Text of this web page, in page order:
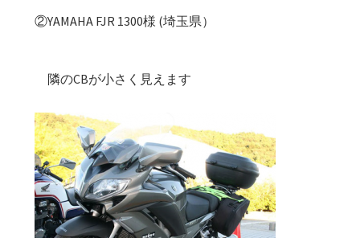
②YAMAHA FJR 1300様 (埼玉県）
隣のCBが小さく見えます